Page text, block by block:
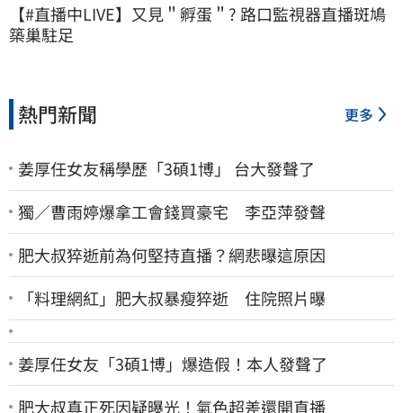
【#直播中LIVE】又見＂孵蛋＂? 路口監視器直播斑鳩
築巢駐足
熱門新聞 更多
姜厚任女友稱學歷「3碩1博」 台大發聲了
獨／曹雨婷爆拿工會錢買豪宅 李亞萍發聲
肥大叔猝逝前為何堅持直播？網悲曝這原因
「料理網紅」肥大叔暴瘦猝逝 住院照片曝
姜厚任女友「3碩1博」爆造假！本人發聲了
肥大叔真正死因疑曝光！氣色超差還開直播